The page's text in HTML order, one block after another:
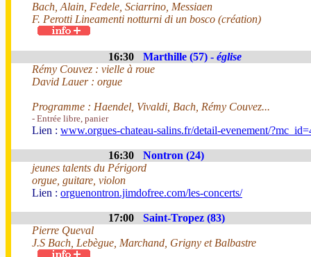
Bach, Alain, Fedele, Sciarrino, Messiaen
F. Perotti Lineamenti notturni di un bosco (création)
16:30 Marthille (57) - église
Rémy Couvez : vielle à roue
David Lauer : orgue
Programme : Haendel, Vivaldi, Bach, Rémy Couvez...
- Entrée libre, panier
Lien : www.orgues-chateau-salins.fr/detail-evenement/
16:30
Nontron (24)
jeunes talents du Périgord
orgue, guitare, violon
Lien : orguenontron.jimdofree.com/les-concerts/
17:00
Saint-Tropez (83)
Pierre Queval
J.S Bach, Lebègue, Marchand, Grigny et Balbastre